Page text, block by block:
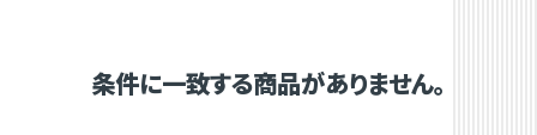
条件に一致する商品がありません。